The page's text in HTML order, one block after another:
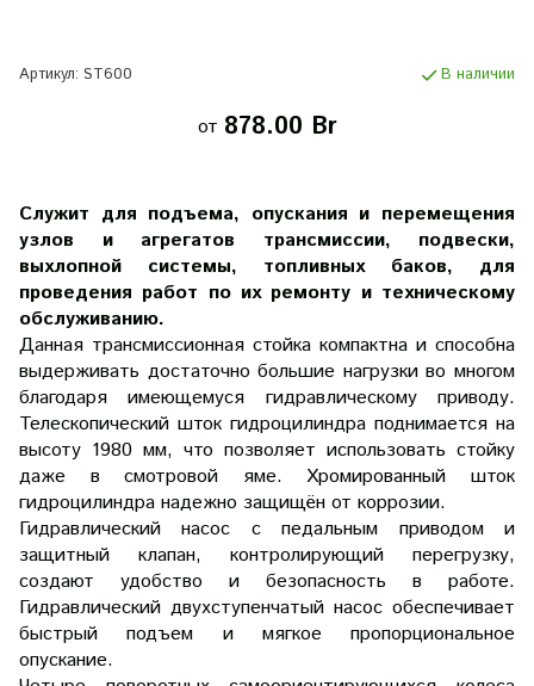
Артикул: ST600 В наличии
от 878.00 Br
Служит для подъема, опускания и перемещения
узлов и агрегатов трансмиссии, подвески,
выхлопной системы, топливных баков, для
проведения работ по их ремонту и техническому
обслуживанию.
Данная трансмиссионная стойка компактна и способна
выдерживать достаточно большие нагрузки во многом
благодаря имеющемуся гидравлическому приводу.
Телескопический шток гидроцилиндра поднимается на
высоту 1980 мм, что позволяет использовать стойку
даже в смотровой яме. Хромированный шток
гидроцилиндра надежно защищён от коррозии.
Гидравлический насос с педальным приводом и
защитный клапан, контролирующий перегрузку,
создают удобство и безопасность в работе.
Гидравлический двухступенчатый насос обеспечивает
быстрый подъем и мягкое пропорциональное
опускание.